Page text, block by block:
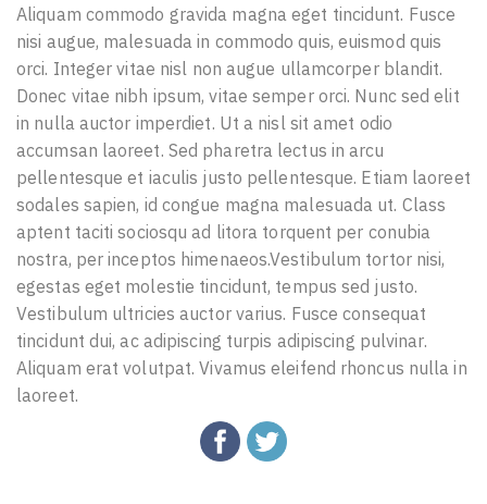
Aliquam commodo gravida magna eget tincidunt. Fusce
nisi augue, malesuada in commodo quis, euismod quis
orci. Integer vitae nisl non augue ullamcorper blandit.
Donec vitae nibh ipsum, vitae semper orci. Nunc sed elit
in nulla auctor imperdiet. Ut a nisl sit amet odio
accumsan laoreet. Sed pharetra lectus in arcu
pellentesque et iaculis justo pellentesque. Etiam laoreet
sodales sapien, id congue magna malesuada ut. Class
aptent taciti sociosqu ad litora torquent per conubia
nostra, per inceptos himenaeos.Vestibulum tortor nisi,
egestas eget molestie tincidunt, tempus sed justo.
Vestibulum ultricies auctor varius. Fusce consequat
tincidunt dui, ac adipiscing turpis adipiscing pulvinar.
Aliquam erat volutpat. Vivamus eleifend rhoncus nulla in
laoreet.